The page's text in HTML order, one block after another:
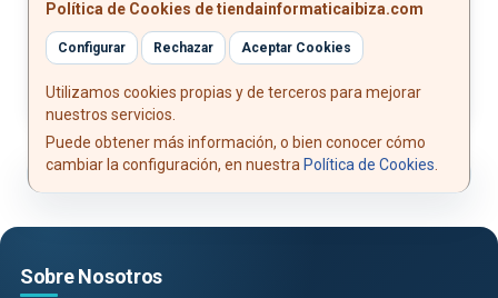
Política de Cookies de tiendainformaticaibiza.com
Configurar Rechazar Aceptar Cookies
Utilizamos cookies propias y de terceros para mejorar
nuestros servicios.
Puede obtener más información, o bien conocer cómo
cambiar la configuración, en nuestra Política de Cookies
Sobre Nosotros